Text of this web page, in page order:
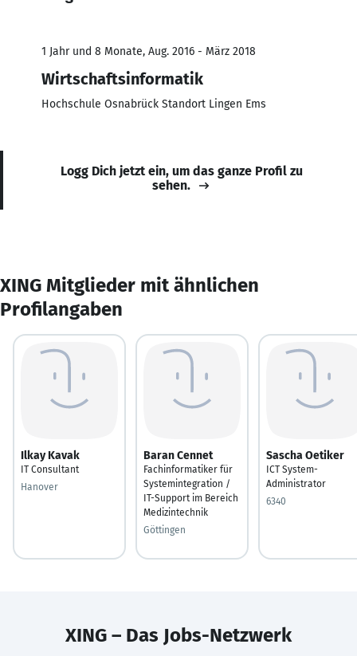
1 Jahr und 8 Monate, Aug. 2016 - März 2018
Wirtschaftsinformatik
Hochschule Osnabrück Standort Lingen Ems
Logg Dich jetzt ein, um das ganze Profil zu
sehen.
XING Mitglieder mit ähnlichen
Profilangaben
Ilkay Kavak
IT Consultant
Hanover
Baran Cennet
Fachinformatiker für
Systemintegration /
IT-Support im Bereich
Medizintechnik
Göttingen
Sascha Oetiker
ICT System-
Administrator
6340
XING – Das Jobs-Netzwerk